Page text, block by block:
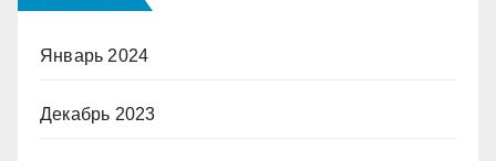
Январь 2024
Декабрь 2023